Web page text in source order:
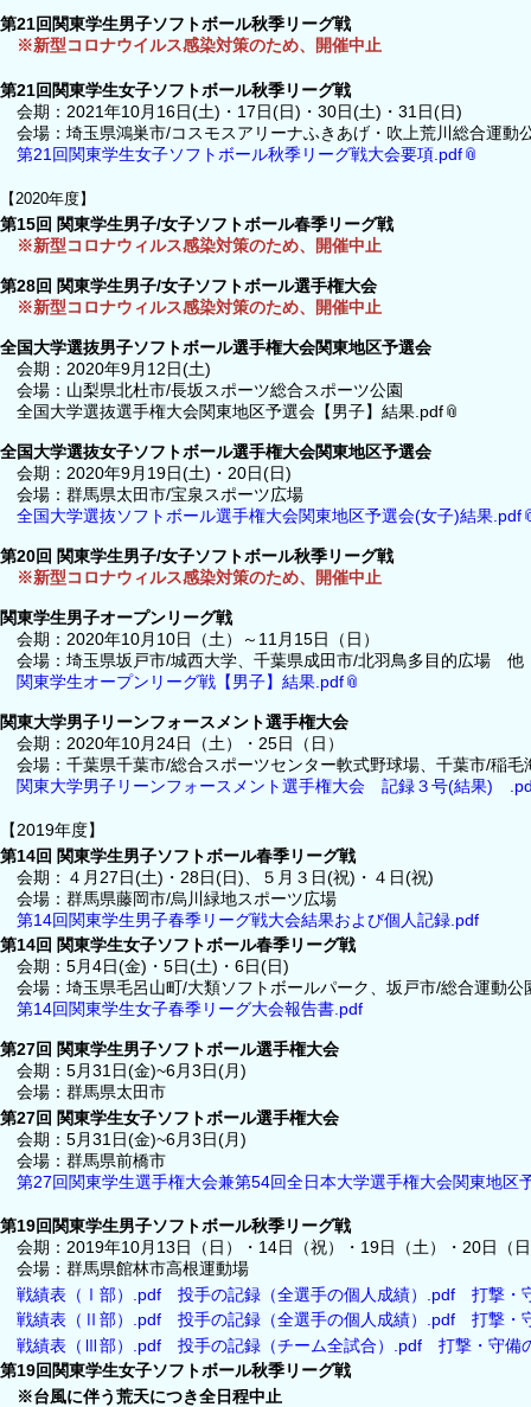
第21回関東学生男子ソフトボール秋季リーグ戦
※新型コロナウイルス感染対策のため、開催中止
第21回関東学生女子ソフトボール秋季リーグ戦
会期：2021年10月16日(土)・17日(日)・30日(土)・31日(日)
会場：埼玉県鴻巣市/コスモスアリーナふきあげ・吹上荒川総合運動
第21回関東学生女子ソフトボール秋季リーグ戦大会要項.pdf
【2020年度】
第15回 関東学生男子/女子ソフトボール春季リーグ戦
※新型コロナウィルス感染対策のため、開催中止
第28回 関東学生男子/女子ソフトボール選手権大会
※新型コロナウィルス感染対策のため、開催中止
全国大学選抜男子ソフトボール選手権大会関東地区予選会
会期：2020年9月12日(土)
会場：山梨県北杜市/長坂スポーツ総合スポーツ公園
全国大学選抜選手権大会関東地区予選会【男子】結果.pdf
全国大学選抜女子ソフトボール選手権大会関東地区予選会
会期：2020年9月19日(土)・20日(日)
会場：群馬県太田市/宝泉スポーツ広場
全国大学選抜ソフトボール選手権大会関東地区予選会(女子)結果.pdf
第20回 関東学生男子/女子ソフトボール秋季リーグ戦
※新型コロナウィルス感染対策のため、開催中止
関東学生男子オープンリーグ戦
会期：2020年10月10日（土）～11月15日（日）
会場：埼玉県坂戸市/城西大学、千葉県成田市/北羽鳥多目的広場 他
関東学生オープンリーグ戦【男子】結果.pdf
関東大学男子リーンフォースメント選手権大会
会期：2020年10月24日（土）・25日（日）
会場：千葉県千葉市/総合スポーツセンター軟式野球場、千葉市/稲
関東大学男子リーンフォースメント選手権大会 記録３号(結果)
【2019年度】
第14回 関東学生男子ソフトボール春季リーグ戦
会期：４月27日(土)・28日(日)、５月３日(祝)・４日(祝)
会場：群馬県藤岡市/烏川緑地スポーツ広場
第14回関東学生男子春季リーグ戦大会結果および個人記録.pdf
第14回 関東学生女子ソフトボール春季リーグ戦
会期：5月4日(金)・5日(土)・6日(日)
会場：埼玉県毛呂山町/大類ソフトボールパーク、坂戸市/総合運動公
第14回関東学生女子春季リーグ大会報告書.pdf
第27回 関東学生男子ソフトボール選手権大会
会期：5月31日(金)~6月3日(月)
会場：群馬県太田市
第27回 関東学生女子ソフトボール選手権大会
会期：5月31日(金)~6月3日(月)
会場：群馬県前橋市
第27回関東学生選手権大会兼第54回全日本大学選手権大会関東地区
第19回関東学生男子ソフトボール秋季リーグ戦
会期：2019年10月13日（日）・14日（祝）・19日（土）・20日（
会場：群馬県館林市高根運動場
戦績表（Ⅰ部）.pdf
投手の記録（全選手の個人成績）.pdf
打撃・
戦績表（Ⅱ部）.pdf
投手の記録（全選手の個人成績）.pdf
打撃・
戦績表（Ⅲ部）.pdf
投手の記録（チーム全試合）.pdf
打撃・守備
第19回関東学生女子ソフトボール秋季リーグ戦
※台風に伴う荒天につき全日程中止